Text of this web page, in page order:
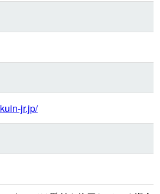
jr.jp/